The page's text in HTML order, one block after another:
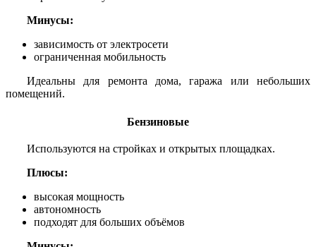
Минусы:
зависимость от электросети
ограниченная мобильность
Идеальны для ремонта дома, гаража или небольших
помещений.
Бензиновые
Используются на стройках и открытых площадках.
Плюсы:
высокая мощность
автономность
подходят для больших объёмов